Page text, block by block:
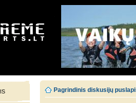
SPORTS.LT
Pagrindinis diskusijų